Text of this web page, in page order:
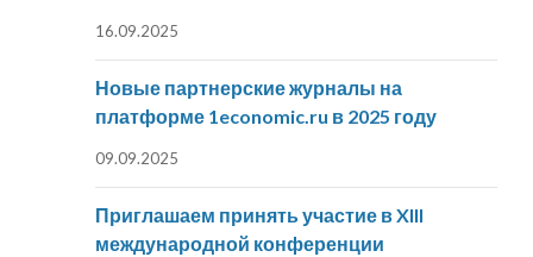
16.09.2025
Новые партнерские журналы на
платформе 1economic.ru в 2025 году
09.09.2025
Приглашаем принять участие в XIII
международной конференции